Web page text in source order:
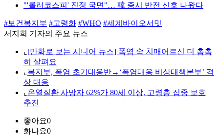
"'롤러코스피' 진정 국면"… 韓 증시 반전 신호 나왔다
#보건복지부 #고령화 #WHO #세계바이오서밋
서지희 기자의 주요 뉴스
⌞ [만화로 보는 시니어 뉴스] 폭염 속 치매어르신 더 촘촘
히 살펴요
⌞ 복지부, 폭염 초기대응반→‘폭염대응 비상대책본부’ 격
상 대응
⌞ 온열질환 사망자 62%가 80세 이상, 고령층 집중 보호
추진
좋아요0
화나요0